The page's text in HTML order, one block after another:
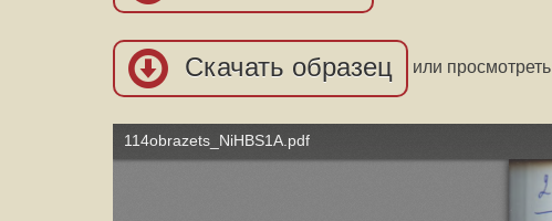
Скачать образец или просмотреть